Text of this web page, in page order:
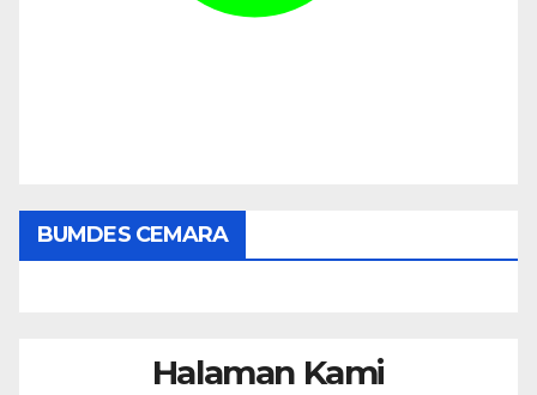
BUMDES CEMARA
Halaman Kami